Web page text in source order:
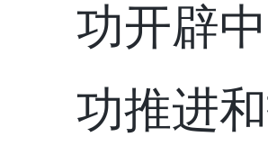
功开辟
功推进